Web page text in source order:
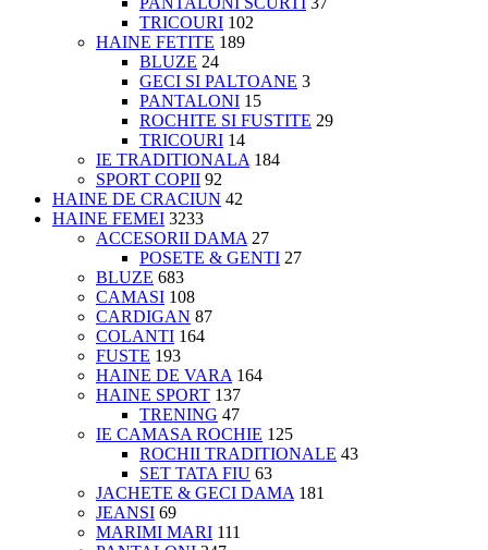
TRICOURI 102
HAINE FETITE 189
BLUZE 24
GECI SI PALTOANE 3
PANTALONI 15
ROCHITE SI FUSTITE 29
TRICOURI 14
IE TRADITIONALA 184
SPORT COPII 92
HAINE DE CRACIUN 42
HAINE FEMEI 3233
ACCESORII DAMA 27
POSETE & GENTI 27
BLUZE 683
CAMASI 108
CARDIGAN 87
COLANTI 164
FUSTE 193
HAINE DE VARA 164
HAINE SPORT 137
TRENING 47
IE CAMASA ROCHIE 125
ROCHII TRADITIONALE 43
SET TATA FIU 63
JACHETE & GECI DAMA 181
JEANSI 69
MARIMI MARI 111